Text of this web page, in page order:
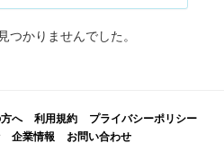
つかりませんでした。
へ 利用規約
プライバシーポリシー
企業情報 お問い合わせ